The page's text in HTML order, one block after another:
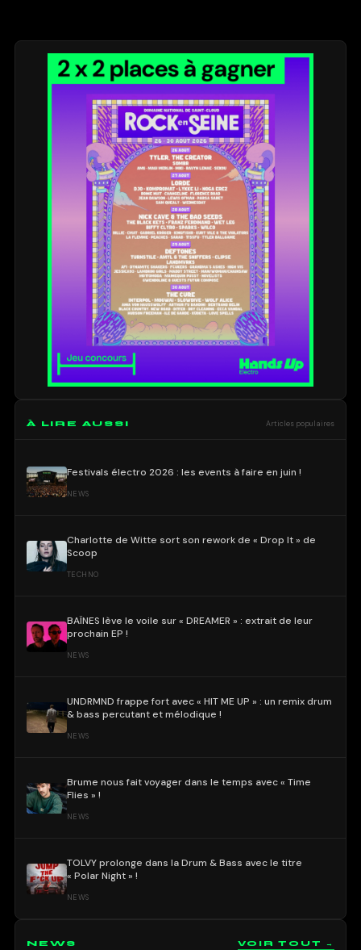
À LIRE AUSSI Articles populaires
Festivals électro 2026 : les events à faire en juin !
NEWS
Charlotte de Witte sort son rework de « Drop It » de
Scoop
TECHNO
BAÏNES lève le voile sur « DREAMER » : extrait de leur
prochain EP !
NEWS
UNDRMND frappe fort avec « HIT ME UP » : un remix drum
& bass percutant et mélodique !
NEWS
Brume nous fait voyager dans le temps avec « Time
Flies » !
NEWS
TOLVY prolonge dans la Drum & Bass avec le titre
« Polar Night » !
NEWS
NEWS VOIR TOUT →